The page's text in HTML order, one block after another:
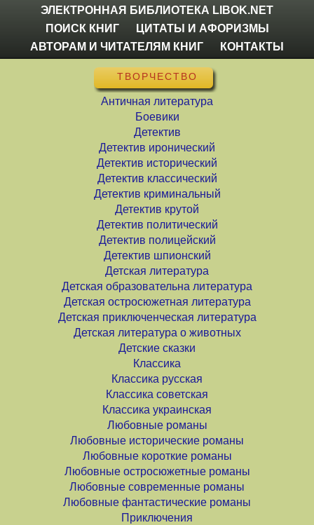
ЭЛЕКТРОННАЯ БИБЛИОТЕКА LIBOK.NET
ПОИСК КНИГ
ЦИТАТЫ И АФОРИЗМЫ
АВТОРАМ И ЧИТАТЕЛЯМ КНИГ
КОНТАКТЫ
ТВОРЧЕСТВО
Античная литература
Боевики
Детектив
Детектив иронический
Детектив исторический
Детектив классический
Детектив криминальный
Детектив крутой
Детектив политический
Детектив полицейский
Детектив шпионский
Детская литература
Детская образовательна литература
Детская остросюжетная литература
Детская приключенческая литература
Детская литература о животных
Детские сказки
Классика
Классика русская
Классика советская
Классика украинская
Любовные романы
Любовные исторические романы
Любовные короткие романы
Любовные остросюжетные романы
Любовные современные романы
Любовные фантастические романы
Приключения